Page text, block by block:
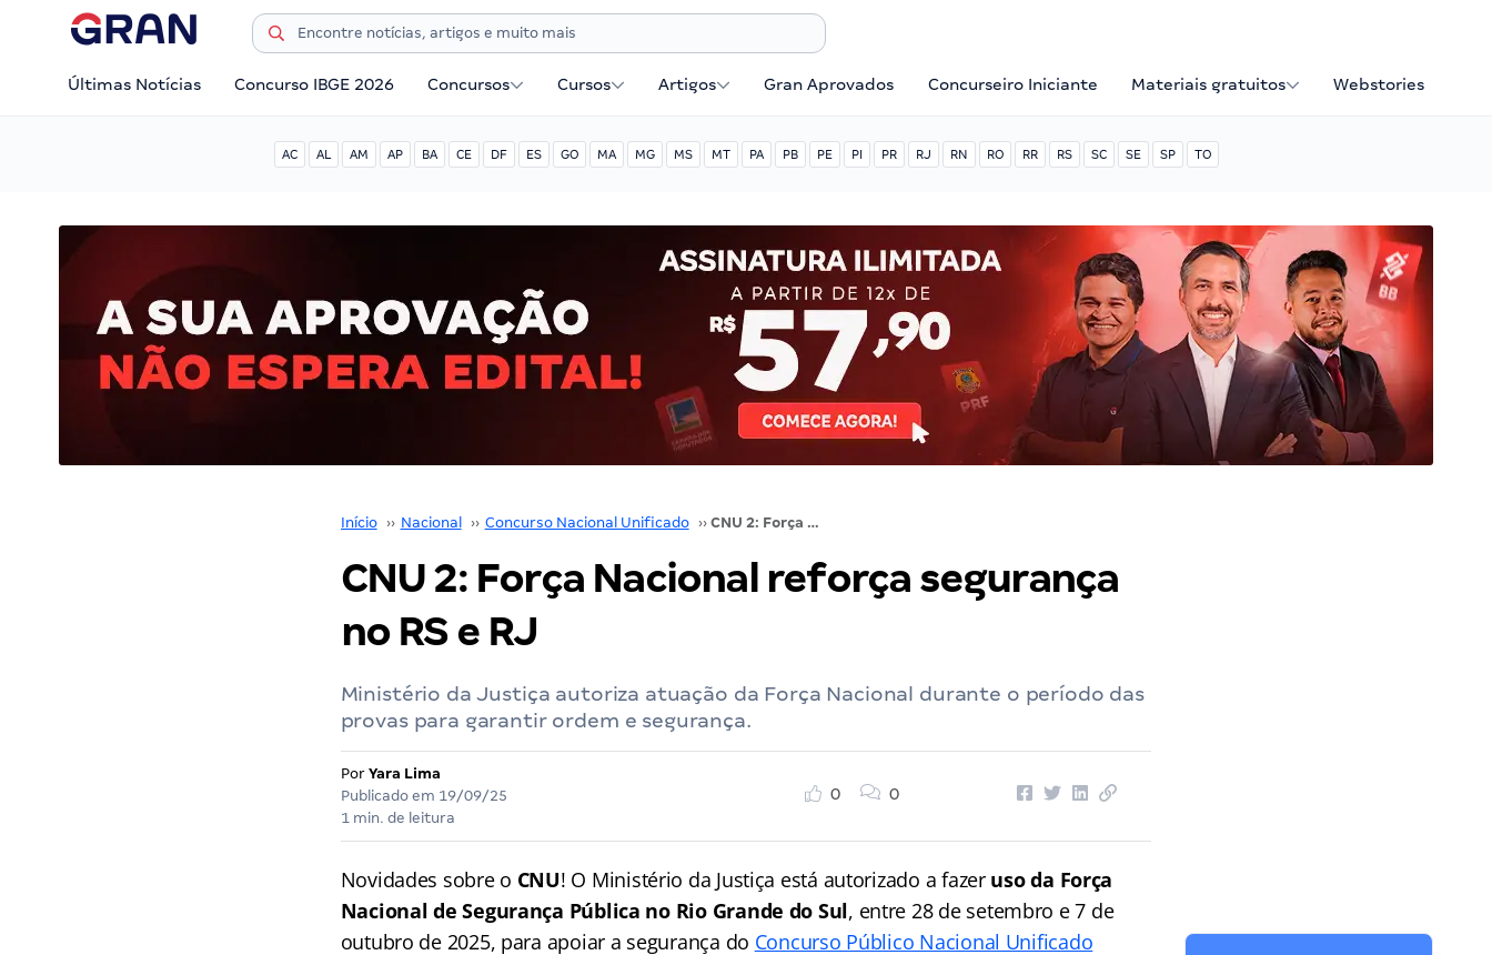
Últimas Notícias Concurso IBGE 2026 Concursos Cursos Artigos Gran Aprovados Concurseiro Iniciante Materiais gratuitos Webstories
AC AL AM AP BA CE DF ES GO MA MG MS MT PA PB PE PI PR RJ RN RO RR RS SC SE SP TO
Início ›› Nacional ›› Concurso Nacional Unificado ›› CNU 2: Força Nacional reforça segurança no RS e RJ
CNU 2: Força Nacional reforça segurança
no RS e RJ
Ministério da Justiça autoriza atuação da Força Nacional durante o período das
provas para garantir ordem e segurança.
Por Yara Lima
Publicado em 19/09/25
1 min. de leitura
0 0
Novidades sobre o CNU! O Ministério da Justiça está autorizado a fazer uso da Força
Nacional de Segurança Pública no Rio Grande do Sul, entre 28 de setembro e 7 de
outubro de 2025, para apoiar a segurança do Concurso Público Nacional Unificado